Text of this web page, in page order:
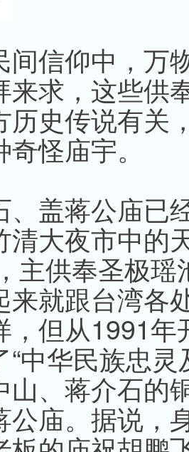
间信仰中，万
来求，这些供
历史传说有关
怪庙宇。
、盖蒋公庙已
清大夜市中的
主供奉圣极瑶
来就跟台湾各
，但从1991年
中华民族忠灵
山、蒋介石的
公庙。据说，